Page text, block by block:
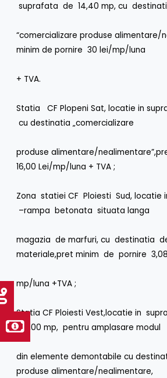
suprafata de 14,40 mp, cu
“comercializare produse alimentare/
minim de pornire 30 lei/mp/luna
+ TVA.
Statia CF Plopeni Sat, locatie in
cu destinatia „comercializare
produse alimentare/
16,00 Lei/mp/luna + TVA ;
Zona statiei CF Ploiesti Sud,
–rampa betonata situata langa
magazia de marfuri, cu destinatia
materiale,pret minim de pornire
mp/luna +TVA ;
Statia CF Ploiesti Vest,locatie in
24,00 mp, pentru amplasare modul
din elemente demontabile cu
produse alimentare/nealimentare,